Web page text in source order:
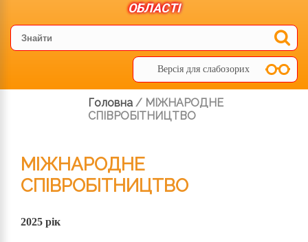
ОБЛАСТІ
Версія для слабозорих
Головна / МІЖНАРОДНЕ
СПІВРОБІТНИЦТВО
МІЖНАРОДНЕ
СПІВРОБІТНИЦТВО
2025 рік